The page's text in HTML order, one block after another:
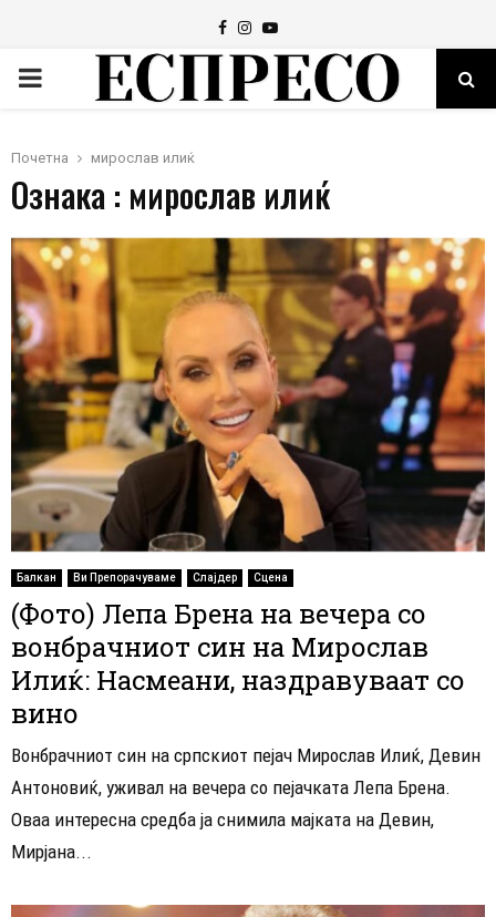
Facebook
Instagram
Youtube
PRIMARY
Почетна мирослав илиќ
Ознака : мирослав илиќ
Балкан Ви Препорачуваме Слајдер Сцена
(Фото) Лепа Брена на вечера со
вонбрачниот син на Мирослав
Илиќ: Насмеани, наздравуваат со
вино
Вонбрачниот син на српскиот пејач Мирослав Илиќ, Девин
Антоновиќ, уживал на вечера со пејачката Лепа Брена.
Оваа интересна средба ја снимила мајката на Девин,
Мирјана...